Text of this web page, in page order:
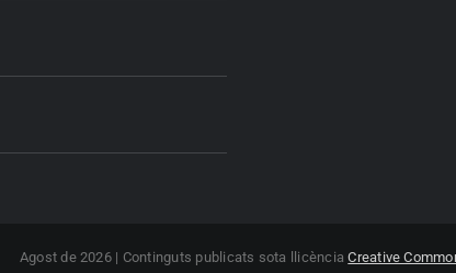
Agost de 2026 | Continguts publicats sota llicènciaCreative